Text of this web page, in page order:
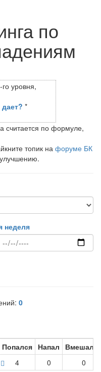
по
уровня,
*
считается по формуле,
топик на форуме БК
неделя
0
Попался Напал
4 0 0